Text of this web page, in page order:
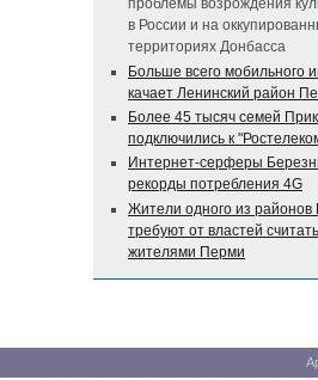
проблемы возрождения
в России и на
территориях Донбасса
Больше всего мобильного
качает Ленинский район
Более 45 тысяч семей
подключились к
Интернет-серферы
рекорды потребления 4G
Жители одного из
требуют от властей
жителями Перми